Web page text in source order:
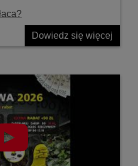
Dowiedz się więcej